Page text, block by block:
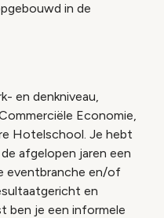
in de
en denkniveau,
Economie,
Hotelschool. Je hebt
afgelopen jaren een
eventbranche en/of
en
ben je een informele